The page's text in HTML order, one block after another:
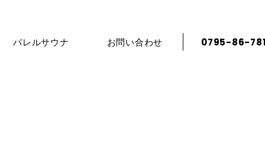
バレルサウナ お問い合わせ 0795-86-